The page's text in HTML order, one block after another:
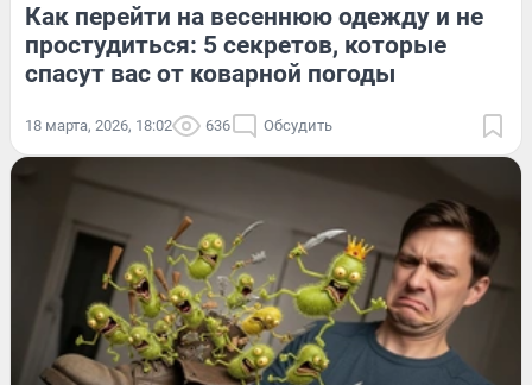
Как перейти на весеннюю одежду и не
простудиться: 5 секретов, которые
спасут вас от коварной погоды
18 марта, 2026, 18:02 636 Обсудить